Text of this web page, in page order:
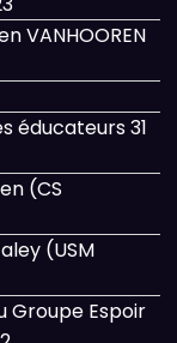
VANHOOREN
éducateurs31
(CS
(USM
Groupe Espoir